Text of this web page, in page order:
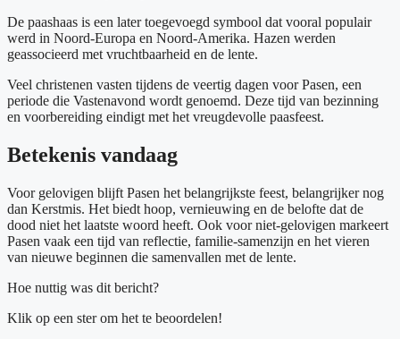
De paashaas is een later toegevoegd symbool dat vooral populair
werd in Noord-Europa en Noord-Amerika. Hazen werden
geassocieerd met vruchtbaarheid en de lente.
Veel christenen vasten tijdens de veertig dagen voor Pasen, een
periode die Vastenavond wordt genoemd. Deze tijd van bezinning
en voorbereiding eindigt met het vreugdevolle paasfeest.
Betekenis vandaag
Voor gelovigen blijft Pasen het belangrijkste feest, belangrijker nog
dan Kerstmis. Het biedt hoop, vernieuwing en de belofte dat de
dood niet het laatste woord heeft. Ook voor niet-gelovigen markeert
Pasen vaak een tijd van reflectie, familie-samenzijn en het vieren
van nieuwe beginnen die samenvallen met de lente.
Hoe nuttig was dit bericht?
Klik op een ster om het te beoordelen!